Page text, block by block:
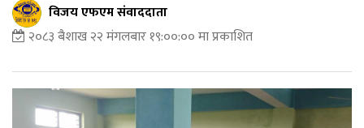
विजय एफएम संवाददाता
२०८३ बैशाख २२ मंगलबार १९:००:०० मा प्रकाशित